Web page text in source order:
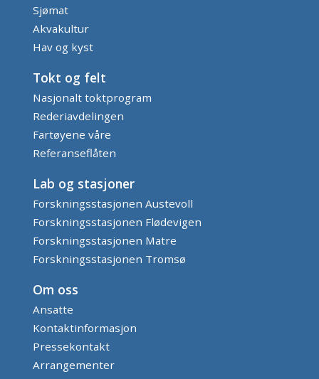
Sjømat
Akvakultur
Hav og kyst
Tokt og felt
Nasjonalt toktprogram
Rederiavdelingen
Fartøyene våre
Referanseflåten
Lab og stasjoner
Forskningsstasjonen Austevoll
Forskningsstasjonen Flødevigen
Forskningsstasjonen Matre
Forskningsstasjonen Tromsø
Om oss
Ansatte
Kontaktinformasjon
Pressekontakt
Arrangementer